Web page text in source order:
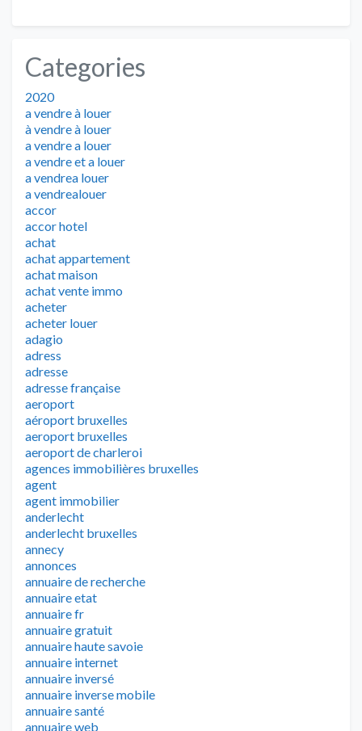
Categories
2020
a vendre à louer
à vendre à louer
a vendre a louer
a vendre et a louer
a vendrea louer
a vendrealouer
accor
accor hotel
achat
achat appartement
achat maison
achat vente immo
acheter
acheter louer
adagio
adress
adresse
adresse française
aeroport
aéroport bruxelles
aeroport bruxelles
aeroport de charleroi
agences immobilières bruxelles
agent
agent immobilier
anderlecht
anderlecht bruxelles
annecy
annonces
annuaire de recherche
annuaire etat
annuaire fr
annuaire gratuit
annuaire haute savoie
annuaire internet
annuaire inversé
annuaire inverse mobile
annuaire santé
annuaire web